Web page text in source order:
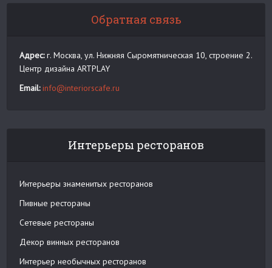
Обратная связь
Адрес:г. Москва, ул. Нижняя Сыромятническая 10, строение 2.
Центр дизайна ARTPLAY
Email: info@interiorscafe.ru
Интерьеры ресторанов
Интерьеры знаменитых ресторанов
Пивные рестораны
Сетевые рестораны
Декор винных ресторанов
Интерьер необычных ресторанов